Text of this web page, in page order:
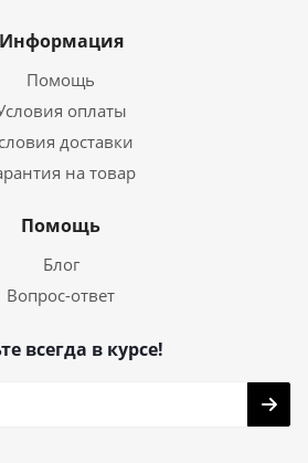
Информация
Помощь
оплаты
доставки
на товар
Помощь
Блог
Вопрос-ответ
всегда в курсе!